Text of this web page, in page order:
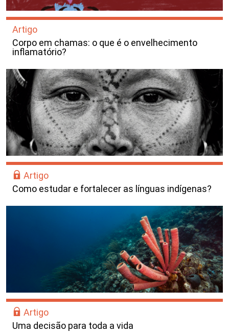
Artigo
Corpo em chamas: o que é o envelhecimento
inflamatório?
Artigo
Como estudar e fortalecer as línguas indígenas?
Artigo
Uma decisão para toda a vida